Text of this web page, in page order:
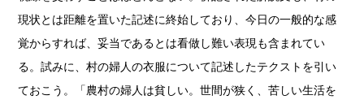
現状とは距離を置いた記述に終始しており、今日の一般的な感
覚からすれば、妥当であるとは看做し難い表現も含まれてい
る。試みに、村の婦人の衣服について記述したテクストを引い
ておこう。「農村の婦人は貧しい。世間が狭く、苦しい生活を